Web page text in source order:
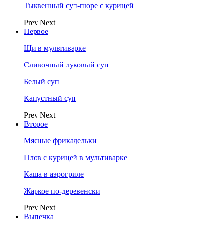
Тыквенный суп-пюре с курицей
Prev Next
Первое
Щи в мультиварке
Сливочный луковый суп
Белый суп
Капустный суп
Prev Next
Второе
Мясные фрикадельки
Плов с курицей в мультиварке
Каша в аэрогриле
Жаркое по-деревенски
Prev Next
Выпечка